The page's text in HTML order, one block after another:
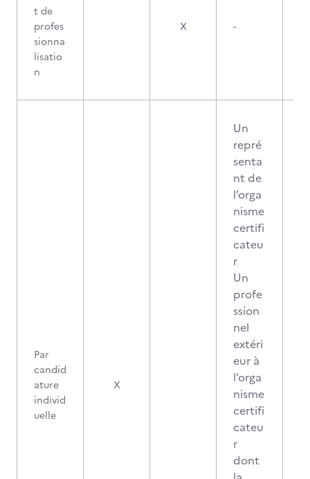
t de
profes
sionna
lisatio
n
X -
Par
candid
ature
individ
uelle
X
Un
repré
senta
nt de
l’orga
nisme
certifi
cateu
r
Un
profe
ssion
nel
extéri
eur à
l’orga
nisme
certifi
cateu
r
dont